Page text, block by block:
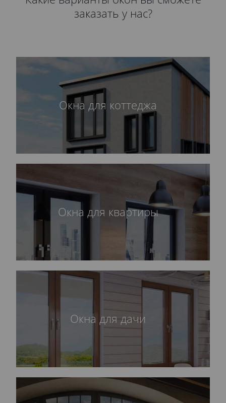
заказать у нас?
Окна для коттеджа
Окна для квартиры
Окна для дачи